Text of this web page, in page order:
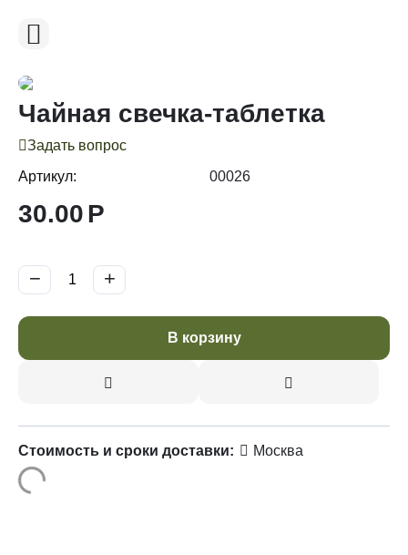
Чайная свечка-таблетка
Задать вопрос
Артикул:
00026
30.00Р
+
−
В корзину
Стоимость и сроки доставки: Москва